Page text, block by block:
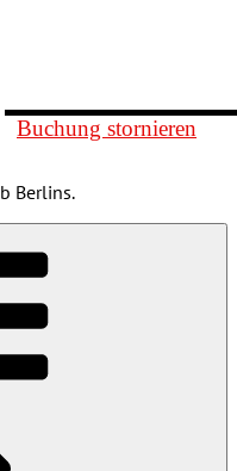
Buchung stornieren
Berlins.